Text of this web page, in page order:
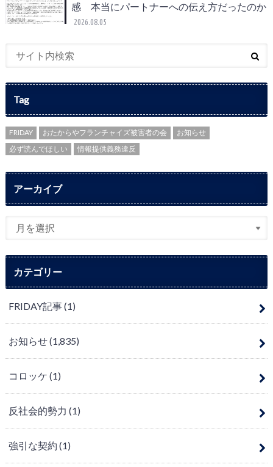
感 本当にパートナーへの伝え方だったのか
2026.08.05
Tag
FRIDAY おたからやフランチャイズ被害者の会
お知らせ
必ず読んでほしい
情報提供義務違反
アーカイブ
カテゴリー
FRIDAY記事(1)
お知らせ(1,835)
コロッケ (1)
反社会的勢力 (1)
強引な契約 (1)